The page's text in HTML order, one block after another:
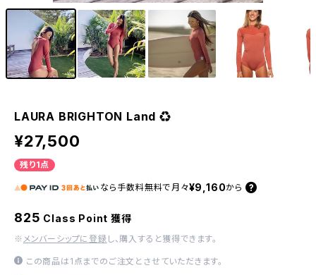
LAURA BRIGHTON Land ♻︎
¥27,500
残り1点
なら 手数料無料で 月々¥9,160から
825 Class Point 獲得
※ メンバーシップに登録 し、購入すると獲得できます。
この商品は1点までのご注文とさせていただきます。